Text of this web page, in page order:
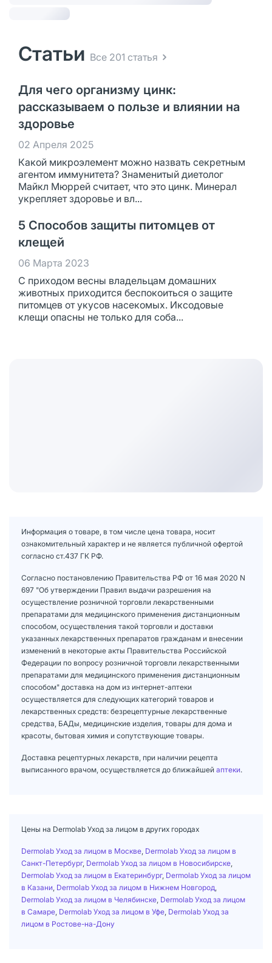
Статьи Все 201 статья
Для чего организму цинк:
рассказываем о пользе и влиянии на
здоровье
02 Апреля 2025
Какой микроэлемент можно назвать секретным
агентом иммунитета? Знаменитый диетолог
Майкл Мюррей считает, что это цинк. Минерал
укрепляет здоровье и вл...
5 Способов защиты питомцев от
клещей
06 Марта 2023
С приходом весны владельцам домашних
животных приходится беспокоиться о защите
питомцев от укусов насекомых. Иксодовые
клещи опасны не только для соба...
Информация о товаре, в том числе цена товара, носит
ознакомительный характер и не является публичной офертой
согласно ст.437 ГК РФ.
Согласно постановлению Правительства РФ от 16 мая 2020 N
697 "Об утверждении Правил выдачи разрешения на
осуществление розничной торговли лекарственными
препаратами для медицинского применения дистанционным
способом, осуществления такой торговли и доставки
указанных лекарственных препаратов гражданам и внесении
изменений в некоторые акты Правительства Российской
Федерации по вопросу розничной торговли лекарственными
препаратами для медицинского применения дистанционным
способом" доставка на дом из интернет-аптеки
осуществляется для следующих категорий товаров и
лекарственных средств: безрецептурные лекарственные
средства, БАДы, медицинские изделия, товары для дома и
красоты, бытовая химия и сопутствующие товары.
Доставка рецептурных лекарств, при наличии рецепта
выписанного врачом, осуществляется до ближайшей аптеки.
Цены на Dermolab Уход за лицом в других городах
Dermolab Уход за лицом в Москве Dermolab Уход за лицом в
Санкт-Петербург, Dermolab Уход за лицом в Новосибирске
Dermolab Уход за лицом в Екатеринбург, Dermolab Уход за лицом
в Казани Dermolab Уход за лицом в Нижнем Новгород
Dermolab Уход за лицом в Челябинске Dermolab Уход за лицом
в Самаре Dermolab Уход за лицом в Уфе Dermolab Уход за
лицом в Ростове-на-Дону